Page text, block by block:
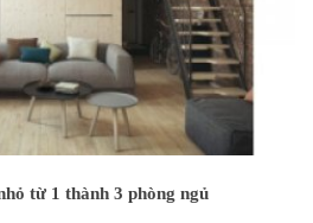
từ 1 thành 3 phòng ngủ